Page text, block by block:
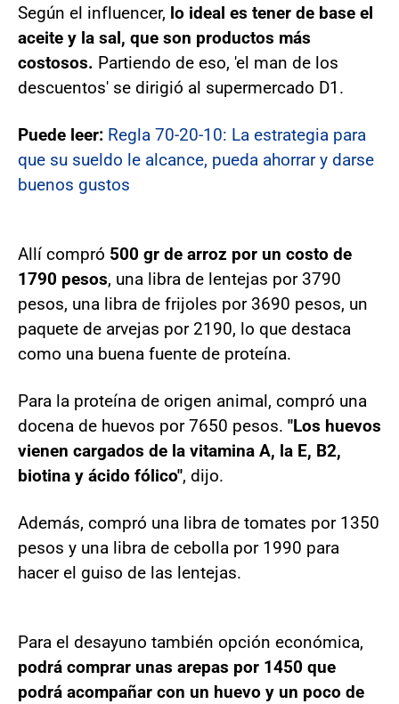
Según el influencer, lo ideal es tener de base el
aceite y la sal, que son productos más
costosos. Partiendo de eso, 'el man de los
descuentos' se dirigió al supermercado D1.
Puede leer: Regla 70-20-10: La estrategia para
que su sueldo le alcance, pueda ahorrar y darse
buenos gustos
Allí compró 500 gr de arroz por un costo de
1790 pesos, una libra de lentejas por 3790
pesos, una libra de frijoles por 3690 pesos, un
paquete de arvejas por 2190, lo que destaca
como una buena fuente de proteína.
Para la proteína de origen animal, compró una
docena de huevos por 7650 pesos. "Los huevos
vienen cargados de la vitamina A, la E, B2,
biotina y ácido fólico", dijo.
Además, compró una libra de tomates por 1350
pesos y una libra de cebolla por 1990 para
hacer el guiso de las lentejas.
Para el desayuno también opción económica,
podrá comprar unas arepas por 1450 que
podrá acompañar con un huevo y un poco de